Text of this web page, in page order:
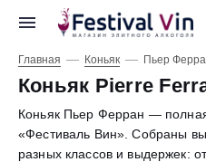
Главная — Коньяк — Пьер
Коньяк Pierre
Коньяк Пьер Ферран —
«Фестиваль Вин». Собраны
разных классов и выдержек: